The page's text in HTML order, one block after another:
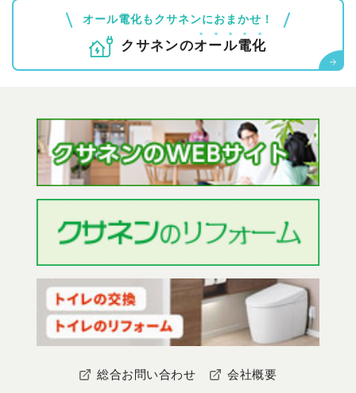
オール電化もクサネンにおまかせ！
クサネンのオール電化
総合お問い合わせ 会社概要